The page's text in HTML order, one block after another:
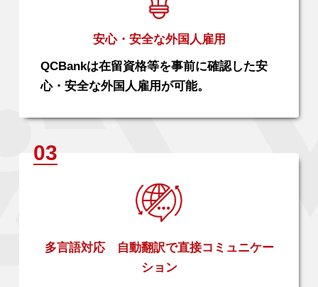
安心・安全な外国人雇用
QCBankは在留資格等を事前に確認した安
心・安全な外国人雇用が可能。
多言語対応 自動翻訳で直接コミュニケー
ション